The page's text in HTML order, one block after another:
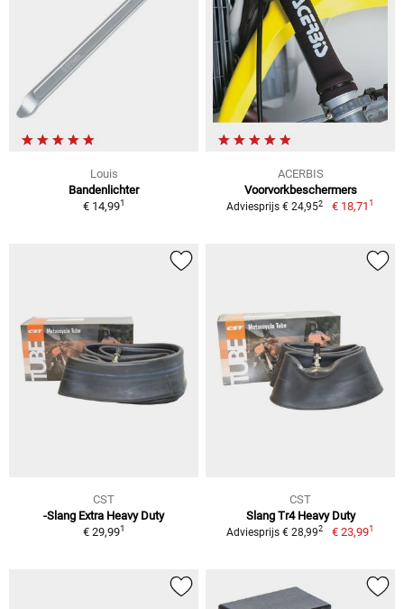
Louis
Bandenlichter
€ 14,991
ACERBIS
Voorvorkbeschermers
Adviesprijs € 24,952 € 18,711
CST
-Slang Extra Heavy Duty
€ 29,991
CST
Slang Tr4 Heavy Duty
Adviesprijs € 28,992 € 23,991